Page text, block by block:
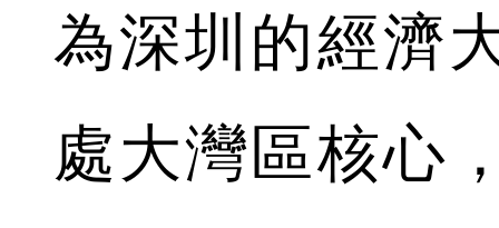
為深圳的經濟
處大灣區核心